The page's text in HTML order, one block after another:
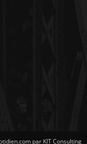
par KIT Consulting